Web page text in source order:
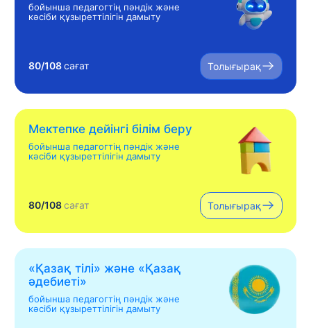
бойынша педагогтің пәндік және
кәсіби құзыреттілігін дамыту
80/108сағат Толығырақ
Мектепке дейінгі білім беру
бойынша педагогтің пәндік және
кәсіби құзыреттілігін дамыту
80/108сағат Толығырақ
«Қазақ тілі» жəне «Қазақ
əдебиеті»
бойынша педагогтің пәндік және
кәсіби құзыреттілігін дамыту